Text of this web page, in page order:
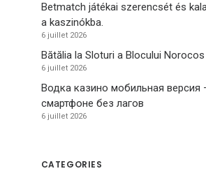
Betmatch játékai szerencsét és
a kaszinókba.
6 juillet 2026
Bătălia la Sloturi a Blocului Norocos
6 juillet 2026
Водка казино мобильная версия
смартфоне без лагов
6 juillet 2026
CATEGORIES